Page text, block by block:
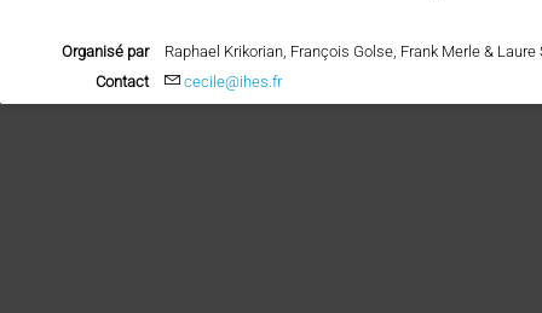
Organisé par
Raphael Krikorian, François Golse, Frank Merle &
Contact
cecile@ihes.fr